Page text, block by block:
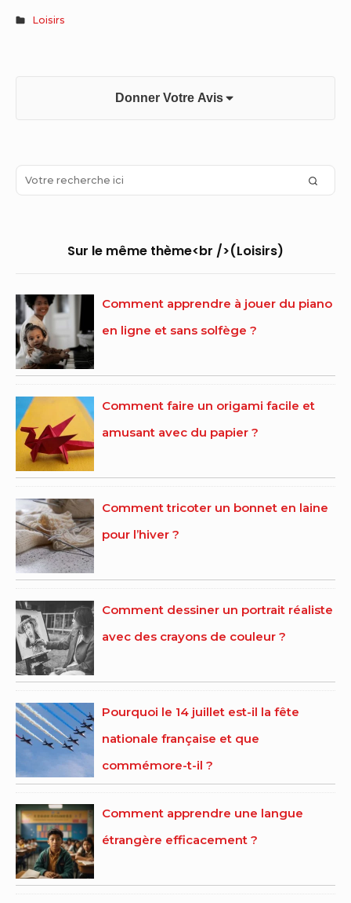
Loisirs
Donner Votre Avis
Sidebar
Widget
Search
for:
Sur le même thème<br />(Loisirs)
Comment apprendre à jouer du piano
en ligne et sans solfège ?
Comment faire un origami facile et
amusant avec du papier ?
Comment tricoter un bonnet en laine
pour l’hiver ?
Comment dessiner un portrait réaliste
avec des crayons de couleur ?
Pourquoi le 14 juillet est-il la fête
nationale française et que
commémore-t-il ?
Comment apprendre une langue
étrangère efficacement ?